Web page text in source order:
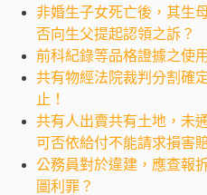
非婚生子女死亡後，其生
否向生父提起認領之訴？
前科紀錄等品格證據之使用
共有物經法院裁判分割確
止！
共有人出賣共有土地，未
可否依給付不能請求損害
公務員對於違建，應查報
圖利罪？